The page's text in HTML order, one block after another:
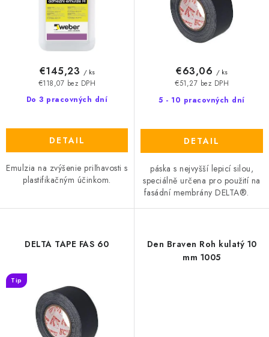
Do 3 pracovných dní
€118,07 bez DPH
€145,23 / ks
DETAIL
Emulzia na zvýšenie priľnavosti s
plastifikačným účinkom.
5 - 10 pracovných dní
€51,27 bez DPH
€63,06 / ks
DETAIL
páska s nejvyšší lepicí silou,
speciálně určena pro použití na
fasádní membrány DELTA®.
DELTA TAPE FAS 60
Tip
Den Braven Roh kulatý 10
mm 1005